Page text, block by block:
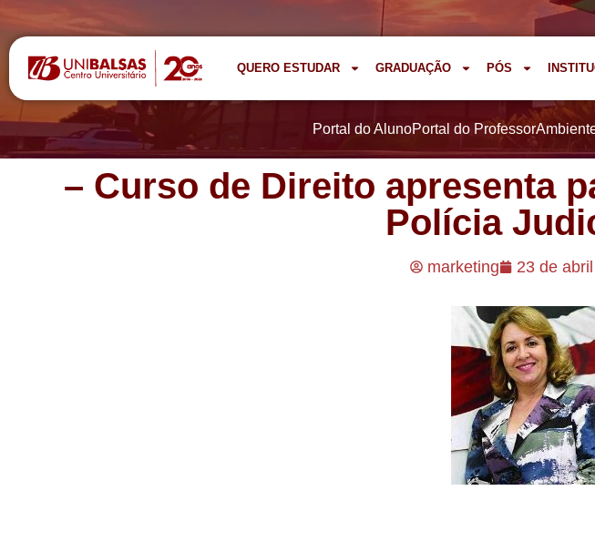
QUERO ESTUDAR GRADUAÇÃO PÓS
Portal do AlunoPortal do Professor
– Curso de Direito apresenta
Polícia
marketing 23 de